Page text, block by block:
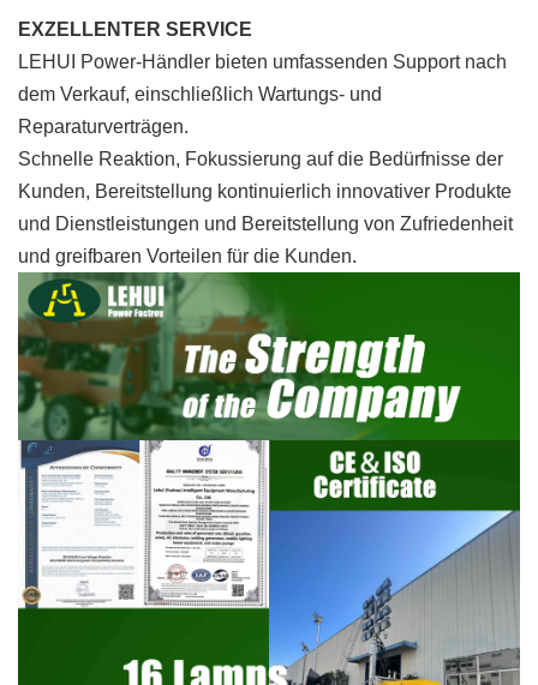
EXZELLENTER SERVICE
LEHUI Power-Händler bieten umfassenden Support nach
dem Verkauf, einschließlich Wartungs- und
Reparaturverträgen.
Schnelle Reaktion, Fokussierung auf die Bedürfnisse der
Kunden, Bereitstellung kontinuierlich innovativer Produkte
und Dienstleistungen und Bereitstellung von Zufriedenheit
und greifbaren Vorteilen für die Kunden.